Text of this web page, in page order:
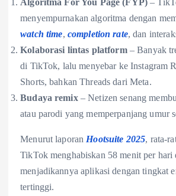
Algoritma For You Page (FYP) –
menyempurnakan algoritma dengan
watch time, completion rate, dan
Kolaborasi lintas platform– Banyak
di TikTok, lalu menyebar ke Instagram
Shorts, bahkan Threads dari Meta.
Budaya remix– Netizen senang
atau parodi yang memperpanjang umur
Menurut laporanHootsuite 2025, rata-
TikTok menghabiskan 58 menit per hari
menjadikannya aplikasi dengan tingkat
tertinggi.